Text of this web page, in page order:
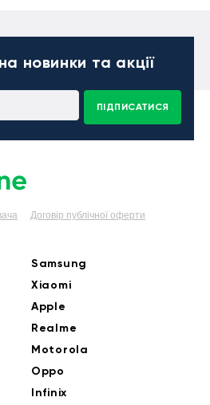
на новинки та акції
ПІДПИСАТИСЯ
Договір публічної оферти
Samsung
Xiaomi
Apple
Realme
Motorola
Oppo
Infinix